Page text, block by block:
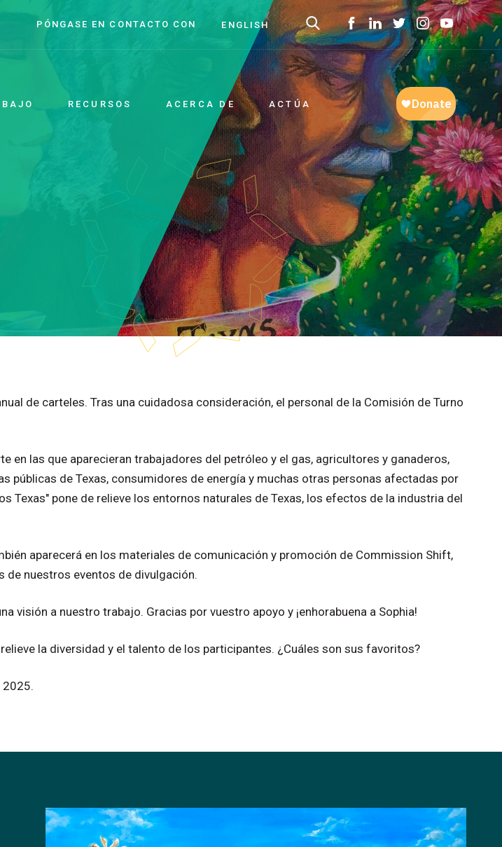
PÓNGASE EN CONTACTO CON ENGLISH
RECURSOS ACERCA DE ACTÚA
de carteles. Tras una cuidadosa consideración, el personal de la Comisión de Turno
en las que aparecieran trabajadores del petróleo y el gas, agricultores y ganaderos,
públicas de Texas, consumidores de energía y muchas otras personas afectadas por
Texas" pone de relieve los entornos naturales de Texas, los efectos de la industria del
aparecerá en los materiales de comunicación y promoción de Commission Shift,
de nuestros eventos de divulgación.
visión a nuestro trabajo. Gracias por vuestro apoyo y ¡enhorabuena a Sophia!
relieve la diversidad y el talento de los participantes. ¿Cuáles son sus favoritos?
2025.